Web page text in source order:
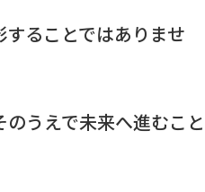
ることではありませ
うえで未来へ進むこと